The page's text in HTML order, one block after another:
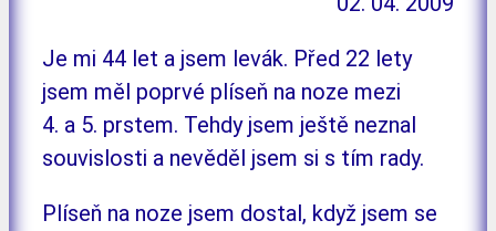
Je mi 44 let a jsem levák. Před 22 lety
jsem měl poprvé plíseň na noze mezi
4. a 5. prstem. Tehdy jsem ještě neznal
souvislosti a nevěděl jsem si s tím rady.
Plíseň na noze jsem dostal, když jsem se